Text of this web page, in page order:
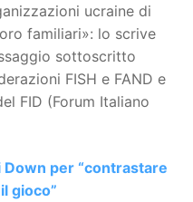
ucraine di
familiari»: lo scrive
sottoscritto
FISH e FAND e
FID (Forum Italiano
Down per “contrastare
gioco”